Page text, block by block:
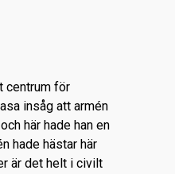
centrum för
insåg att armén
här hade han en
hade hästar här
är det helt i civilt